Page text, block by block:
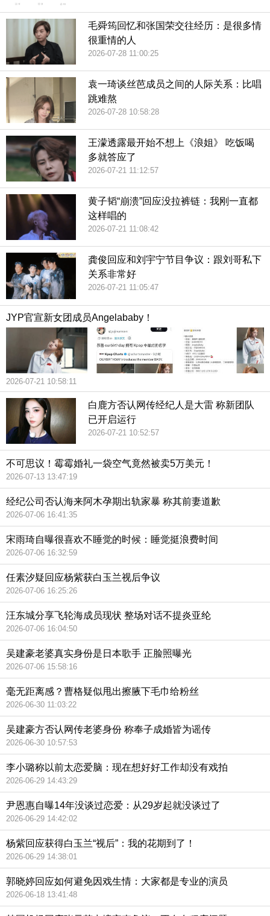
毛舜筠回忆和张国荣交往经历：是很多情
很重情的人
2026-07-28 11:00:25
袁一琦谈丝芭成员之间的人际关系：比唱
跳难熬
2026-07-28 10:58:28
王濛透露最开始不想上《浪姐》 吃饭喝
多就答应了
2026-07-21 11:12:57
黄子韬“崩溃”回应没拉裤链：我刚一直都
这样唱的
2026-07-21 11:08:42
龚俊回应和刘宇宁节目争议：跟刘哥私下
关系非常好
2026-07-21 11:05:47
JYP官宣新女团成员Angelababy！
2026-07-21 10:58:11
白鹿方否认网传经纪人是大雷 称新团队
已开启运行
2026-07-21 10:52:57
不可思议！霉霉婚礼一袋空气竟然被卖5万美元！
2026-07-13 13:47:19
经纪公司否认海来阿木孕期出轨家暴 称其前妻道歉
2026-07-06 16:41:35
宋雨琦自曝很喜欢不睡觉的时候：睡觉挺浪费时间
2026-07-06 16:32:59
任素汐疑回应杨紫获白玉兰视后争议
2026-07-06 16:25:26
汪东城分享飞轮海成员现状 整场对话不提炎亚纶
2026-07-06 16:04:50
吴建豪老婆真实身份是日本歌手 正脸照曝光
2026-07-06 15:58:16
毫无距离感？曹格疑似甩出擦腋下毛巾给粉丝
2026-06-30 11:03:22
吴建豪方否认网传老婆身份 称奉子成婚皆为谣传
2026-06-30 10:57:53
李小璐称以前太恋爱脑：现在想好好工作却没有戏拍
2026-06-29 14:43:29
尹恩惠自曝14年没谈过恋爱：从29岁起就没谈过了
2026-06-29 14:42:02
杨紫回应获得白玉兰“视后”：我的花期到了！
2026-06-29 14:38:01
郭晓婷回应如何避免因戏生情：大家都是专业的演员
2026-06-18 13:41:48